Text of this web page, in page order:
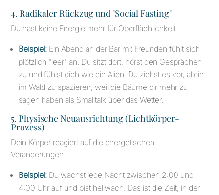
4. Radikaler Rückzug und "Social Fasting"
Du hast keine Energie mehr für Oberflächlichkeit.
Beispiel: Ein Abend an der Bar mit Freunden fühlt sich
plötzlich "leer" an. Du sitzt dort, hörst den Gesprächen
zu und fühlst dich wie ein Alien. Du ziehst es vor, allein
im Wald zu spazieren, weil die Bäume dir mehr zu
sagen haben als Smalltalk über das Wetter.
5. Physische Neuausrichtung (Lichtkörper-
Prozess)
Dein Körper reagiert auf die energetischen
Veränderungen.
Beispiel: Du wachst jede Nacht zwischen 2:00 und
4:00 Uhr auf und bist hellwach. Das ist die Zeit, in der